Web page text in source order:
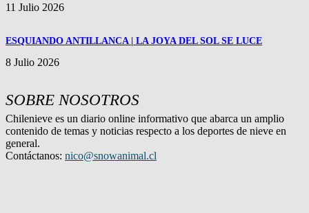
11 Julio 2026
ESQUIANDO ANTILLANCA | LA JOYA DEL SOL SE LUCE
8 Julio 2026
SOBRE NOSOTROS
Chilenieve es un diario online informativo que abarca un amplio
contenido de temas y noticias respecto a los deportes de nieve en
general.
Contáctanos: nico@snowanimal.cl